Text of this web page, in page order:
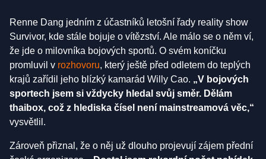
Renne Dang jedním z účastníků letošní řady reality show
Survivor, kde stále bojuje o vítězství. Ale málo se o něm ví,
že jde o milovníka bojových sportů. O svém koníčku
promluvil v rozhovoru, který ještě před odletem do teplých
krajů zařídil jeho blízký kamarád Willy Cao. „V bojových
sportech jsem si vždycky hledal svůj směr. Dělám
thaibox, což z hlediska čísel není mainstreamová věc,“
vysvětlil.
Zároveň přiznal, že o něj už dlouho projevují zájem přední